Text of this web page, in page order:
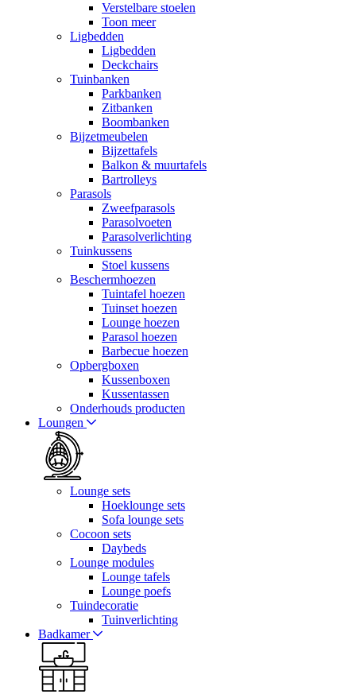
Verstelbare stoelen
Toon meer
Ligbedden
Ligbedden
Deckchairs
Tuinbanken
Parkbanken
Zitbanken
Boombanken
Bijzetmeubelen
Bijzettafels
Balkon & muurtafels
Bartrolleys
Parasols
Zweefparasols
Parasolvoeten
Parasolverlichting
Tuinkussens
Stoel kussens
Beschermhoezen
Tuintafel hoezen
Tuinset hoezen
Lounge hoezen
Parasol hoezen
Barbecue hoezen
Opbergboxen
Kussenboxen
Kussentassen
Onderhouds producten
Loungen
Lounge sets
Hoeklounge sets
Sofa lounge sets
Cocoon sets
Daybeds
Lounge modules
Lounge tafels
Lounge poefs
Tuindecoratie
Tuinverlichting
Badkamer